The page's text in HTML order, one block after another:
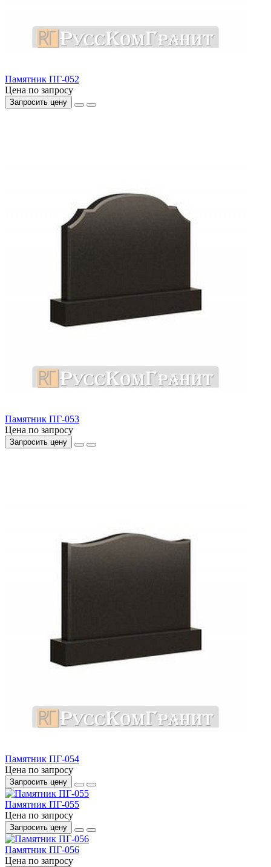
Памятник ПГ-052
Цена по запросу
Запросить цену
Памятник ПГ-053
Цена по запросу
Запросить цену
Памятник ПГ-054
Цена по запросу
Запросить цену
Памятник ПГ-055
Цена по запросу
Запросить цену
Памятник ПГ-056
Цена по запросу